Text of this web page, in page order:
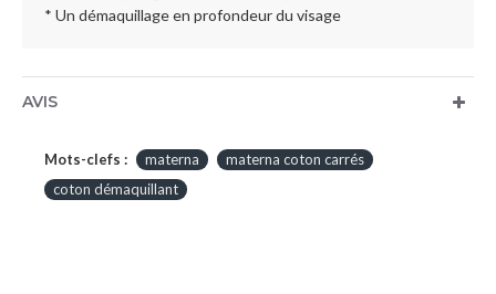
* Un démaquillage en profondeur du visage
AVIS
Mots-clefs : materna
materna coton carrés
coton démaquillant